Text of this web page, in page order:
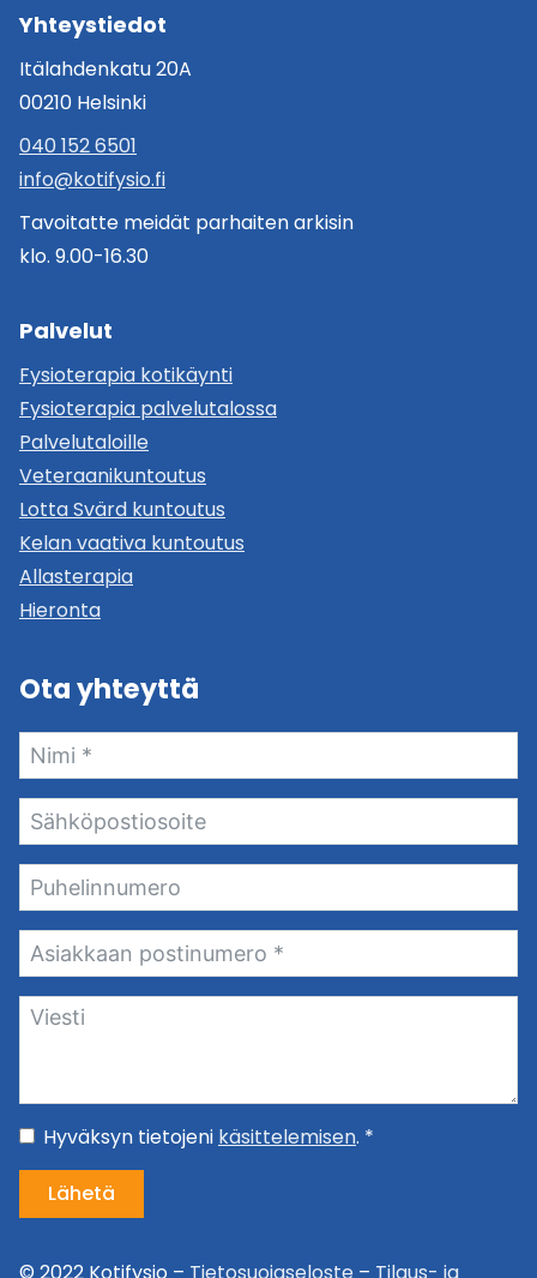
Yhteystiedot
Itälahdenkatu 20A
00210 Helsinki
040 152 6501
info@kotifysio.fi
Tavoitatte meidät parhaiten arkisin
klo. 9.00-16.30
Palvelut
Fysioterapia kotikäynti
Fysioterapia palvelutalossa
Palvelutaloille
Veteraanikuntoutus
Lotta Svärd kuntoutus
Kelan vaativa kuntoutus
Allasterapia
Hieronta
Ota yhteyttä
Hyväksyn tietojeni käsittelemisen. *
Lähetä